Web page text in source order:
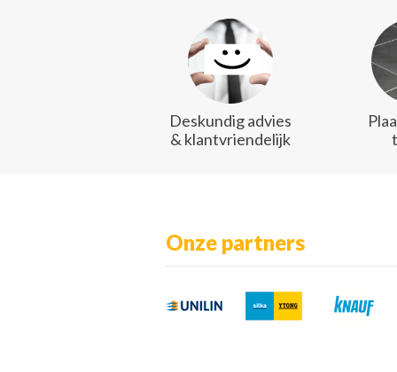
Deskundig advies
& klantvriendelijk
Onze partners